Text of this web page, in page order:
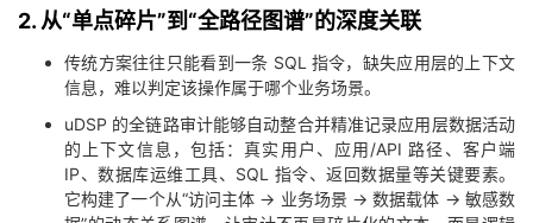
2. 从“单点碎片”到“全路径图谱”的深度关联
传统方案往往只能看到一条 SQL 指令，缺失应用层的上下文
信息，难以判定该操作属于哪个业务场景。
uDSP 的全链路审计能够自动整合并精准记录应用层数据活动
的上下文信息，包括：真实用户、应用/API 路径、客户端
IP、数据库运维工具、SQL 指令、返回数据量等关键要素。
它构建了一个从“访问主体 → 业务场景 → 数据载体 → 敏感数